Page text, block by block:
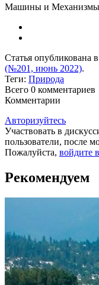
Машины и Механизмы
Статья опубликована
(№201, июнь 2022).
Теги: Природа
Всего 0 комментариев
Комментарии
Авторизуйтесь
Участвовать в
пользователи, после
Пожалуйста, войдите
Рекомендуем